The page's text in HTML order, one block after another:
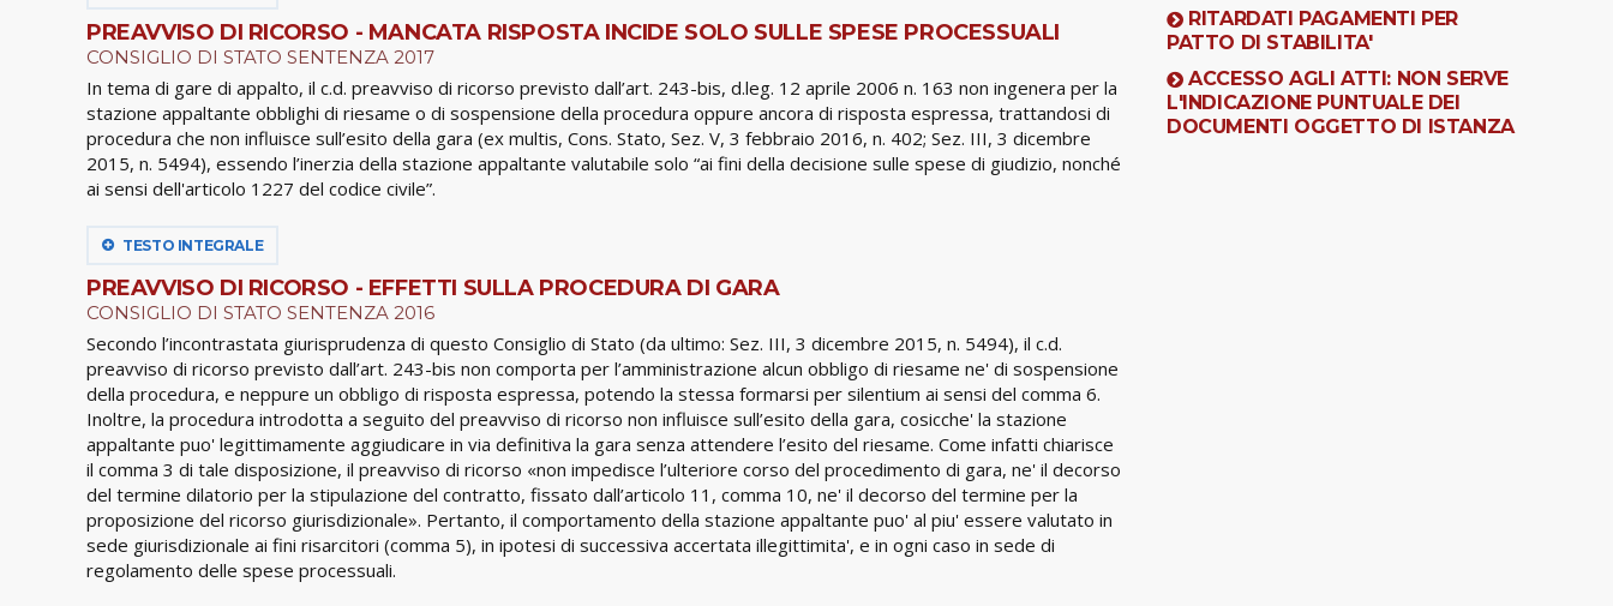
PREAVVISO DI RICORSO - MANCATA RISPOSTA INCIDE SOLO SULLE SPESE PROCESSUALI
CONSIGLIO DI STATO SENTENZA 2017
In tema di gare di appalto, il c.d. preavviso di ricorso previsto dall’art. 243-bis, d.leg. 12 aprile 2006 n. 163 non ingenera per la
stazione appaltante obblighi di riesame o di sospensione della procedura oppure ancora di risposta espressa, trattandosi di
procedura che non influisce sull’esito della gara (ex multis, Cons. Stato, Sez. V, 3 febbraio 2016, n. 402; Sez. III, 3 dicembre
2015, n. 5494), essendo l’inerzia della stazione appaltante valutabile solo “ai fini della decisione sulle spese di giudizio, nonché
ai sensi dell'articolo 1227 del codice civile”.
TESTO INTEGRALE
PREAVVISO DI RICORSO - EFFETTI SULLA PROCEDURA DI GARA
CONSIGLIO DI STATO SENTENZA 2016
Secondo l’incontrastata giurisprudenza di questo Consiglio di Stato (da ultimo: Sez. III, 3 dicembre 2015, n. 5494), il c.d.
preavviso di ricorso previsto dall’art. 243-bis non comporta per l’amministrazione alcun obbligo di riesame ne' di sospensione
della procedura, e neppure un obbligo di risposta espressa, potendo la stessa formarsi per silentium ai sensi del comma 6.
Inoltre, la procedura introdotta a seguito del preavviso di ricorso non influisce sull’esito della gara, cosicche' la stazione
appaltante puo' legittimamente aggiudicare in via definitiva la gara senza attendere l’esito del riesame. Come infatti chiarisce
il comma 3 di tale disposizione, il preavviso di ricorso «non impedisce l’ulteriore corso del procedimento di gara, ne' il decorso
del termine dilatorio per la stipulazione del contratto, fissato dall’articolo 11, comma 10, ne' il decorso del termine per la
proposizione del ricorso giurisdizionale». Pertanto, il comportamento della stazione appaltante puo' al piu' essere valutato in
sede giurisdizionale ai fini risarcitori (comma 5), in ipotesi di successiva accertata illegittimita', e in ogni caso in sede di
regolamento delle spese processuali.
RITARDATI PAGAMENTI PER
PATTO DI STABILITA'
ACCESSO AGLI ATTI: NON SERVE
L'INDICAZIONE PUNTUALE DEI
DOCUMENTI OGGETTO DI ISTANZA